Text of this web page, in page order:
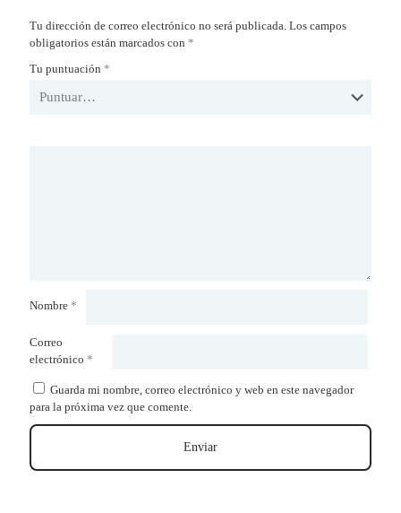
Tu dirección de correo electrónico no será publicada. Los campos
obligatorios están marcados con *
Tu puntuación *
Nombre *
Correo
electrónico *
Guarda mi nombre, correo electrónico y web en este navegador
para la próxima vez que comente.